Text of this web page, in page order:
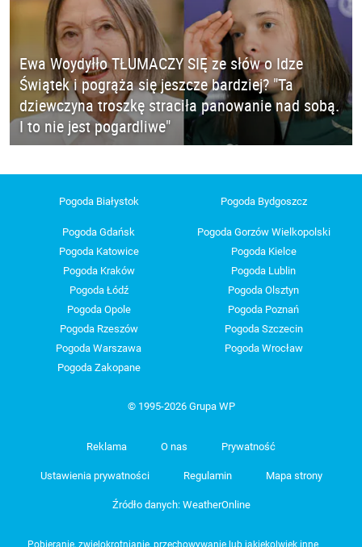
Ewa Woydyłło TŁUMACZY SIĘ ze słów o Idze
Świątek i pogrąża się jeszcze bardziej? "Ta
dziewczyna troszkę straciła panowanie nad sobą.
I to nie jest pogardliwe"
Pogoda Białystok Pogoda Bydgoszcz
Pogoda Gdańsk
Pogoda Gorzów Wielkopolski
Pogoda Katowice
Pogoda Kielce
Pogoda Kraków
Pogoda Lublin
Pogoda Łódź
Pogoda Olsztyn
Pogoda Opole
Pogoda Poznań
Pogoda Rzeszów
Pogoda Szczecin
Pogoda Warszawa
Pogoda Wrocław
Pogoda Zakopane
© 1995-2026 Grupa WP
Reklama O nas Prywatność
Ustawienia prywatności Regulamin Mapa strony
Źródło danych: WeatherOnline
Pobieranie, zwielokrotnianie, przechowywanie lub jakiekolwiek inne